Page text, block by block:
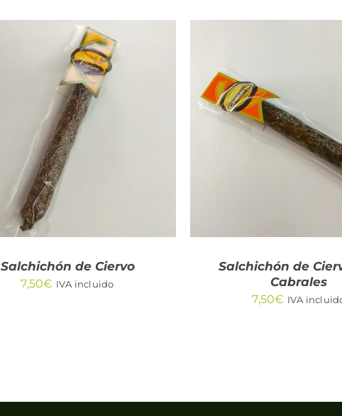
AÑADIR AL CARRITO
QUICK VIEW
Salchichón de Ciervo
7,50€ IVA incluido
AÑADIR AL CARRITO
QUICK VIEW
Salchichón de
Cabrales
7,50€ IVA